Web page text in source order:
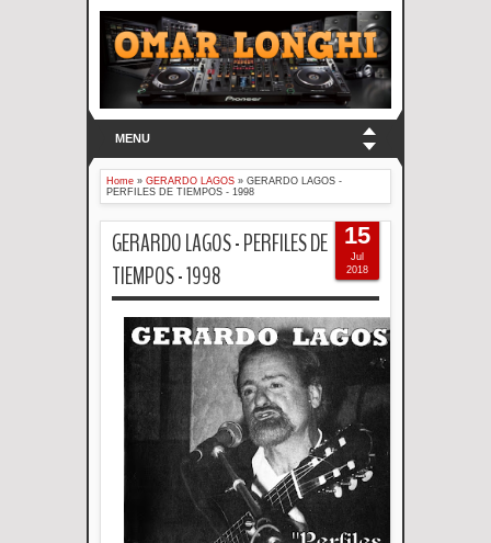
MENU
Home » GERARDO LAGOS » GERARDO LAGOS -
PERFILES DE TIEMPOS - 1998
GERARDO LAGOS - PERFILES DE
TIEMPOS - 1998
15
Jul
2018